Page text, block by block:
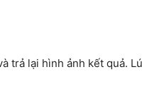
trả lại hình ảnh kết quả.